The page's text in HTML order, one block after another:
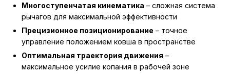
Многоступенчатая кинематика – сложная система
рычагов для максимальной эффективности
Прецизионное позиционирование – точное
управление положением ковша в пространстве
Оптимальная траектория движения –
максимальное усилие копания в рабочей зоне